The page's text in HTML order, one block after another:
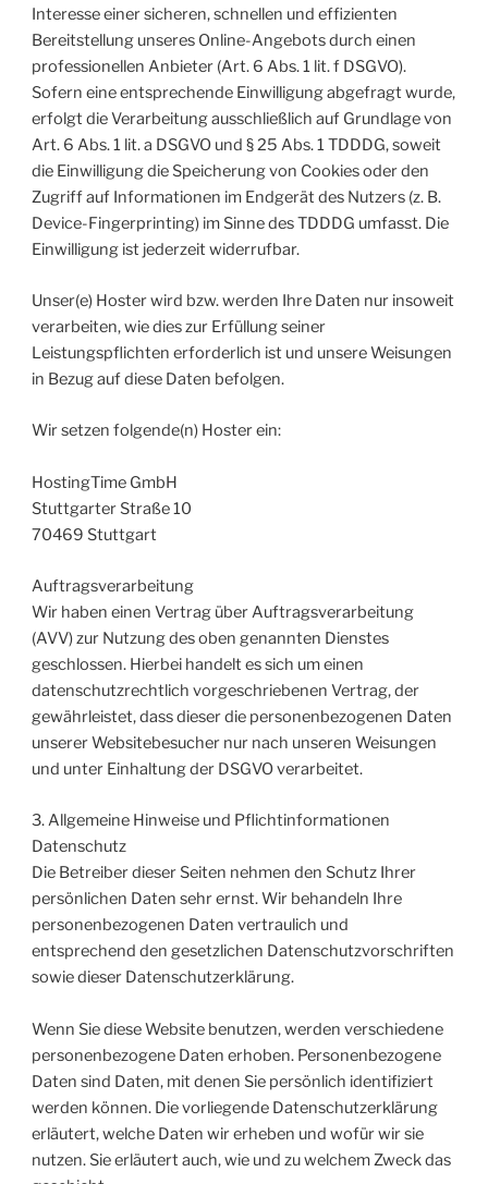
Interesse einer sicheren, schnellen und effizienten
Bereitstellung unseres Online-Angebots durch einen
professionellen Anbieter (Art. 6 Abs. 1 lit. f DSGVO).
Sofern eine entsprechende Einwilligung abgefragt wurde,
erfolgt die Verarbeitung ausschließlich auf Grundlage von
Art. 6 Abs. 1 lit. a DSGVO und § 25 Abs. 1 TDDDG, soweit
die Einwilligung die Speicherung von Cookies oder den
Zugriff auf Informationen im Endgerät des Nutzers (z. B.
Device-Fingerprinting) im Sinne des TDDDG umfasst. Die
Einwilligung ist jederzeit widerrufbar.
Unser(e) Hoster wird bzw. werden Ihre Daten nur insoweit
verarbeiten, wie dies zur Erfüllung seiner
Leistungspflichten erforderlich ist und unsere Weisungen
in Bezug auf diese Daten befolgen.
Wir setzen folgende(n) Hoster ein:
HostingTime GmbH
Stuttgarter Straße 10
70469 Stuttgart
Auftragsverarbeitung
Wir haben einen Vertrag über Auftragsverarbeitung
(AVV) zur Nutzung des oben genannten Dienstes
geschlossen. Hierbei handelt es sich um einen
datenschutzrechtlich vorgeschriebenen Vertrag, der
gewährleistet, dass dieser die personenbezogenen Daten
unserer Websitebesucher nur nach unseren Weisungen
und unter Einhaltung der DSGVO verarbeitet.
3. Allgemeine Hinweise und Pflicht­informationen
Datenschutz
Die Betreiber dieser Seiten nehmen den Schutz Ihrer
persönlichen Daten sehr ernst. Wir behandeln Ihre
personenbezogenen Daten vertraulich und
entsprechend den gesetzlichen Datenschutzvorschriften
sowie dieser Datenschutzerklärung.
Wenn Sie diese Website benutzen, werden verschiedene
personenbezogene Daten erhoben. Personenbezogene
Daten sind Daten, mit denen Sie persönlich identifiziert
werden können. Die vorliegende Datenschutzerklärung
erläutert, welche Daten wir erheben und wofür wir sie
nutzen. Sie erläutert auch, wie und zu welchem Zweck das